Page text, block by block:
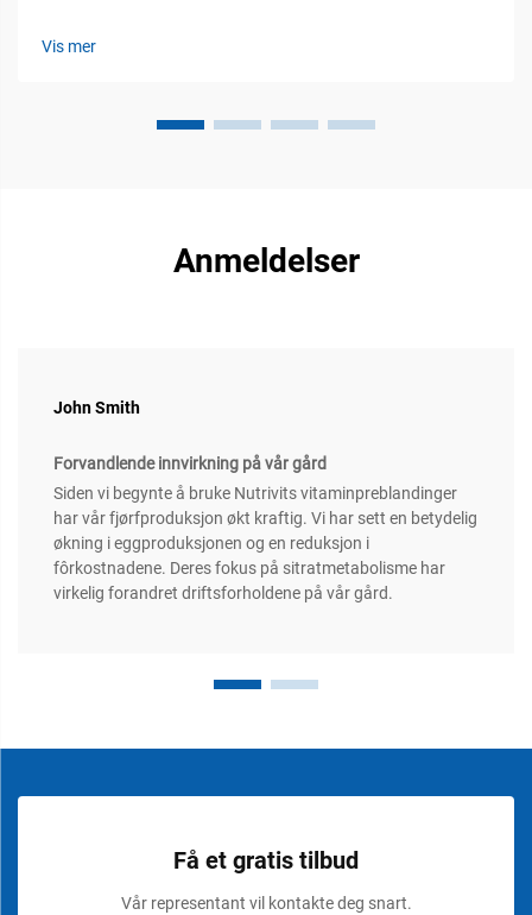
Vis mer
Anmeldelser
John Smith
Forvandlende innvirkning på vår gård
Siden vi begynte å bruke Nutrivits vitaminpreblandinger
har vår fjørfproduksjon økt kraftig. Vi har sett en betydelig
økning i eggproduksjonen og en reduksjon i
fôrkostnadene. Deres fokus på sitratmetabolisme har
virkelig forandret driftsforholdene på vår gård.
Få et gratis tilbud
Vår representant vil kontakte deg snart.